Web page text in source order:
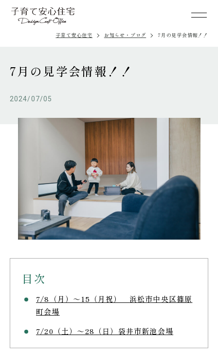
子育て安心住宅 お知らせ・ブログ 7月の見学会情報！！
7月の見学会情報！！
2024/07/05
目次
7/8（月）～15（月祝） 浜松市中央区篠原
町会場
7/20（土）～28（日）袋井市新池会場